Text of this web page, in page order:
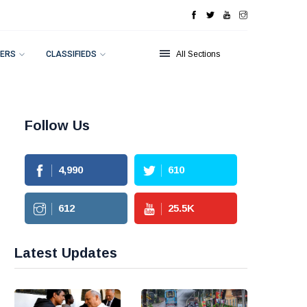
CLASSIFIEDS All Sections
Follow Us
4,990 610
612 25.5K
Latest Updates